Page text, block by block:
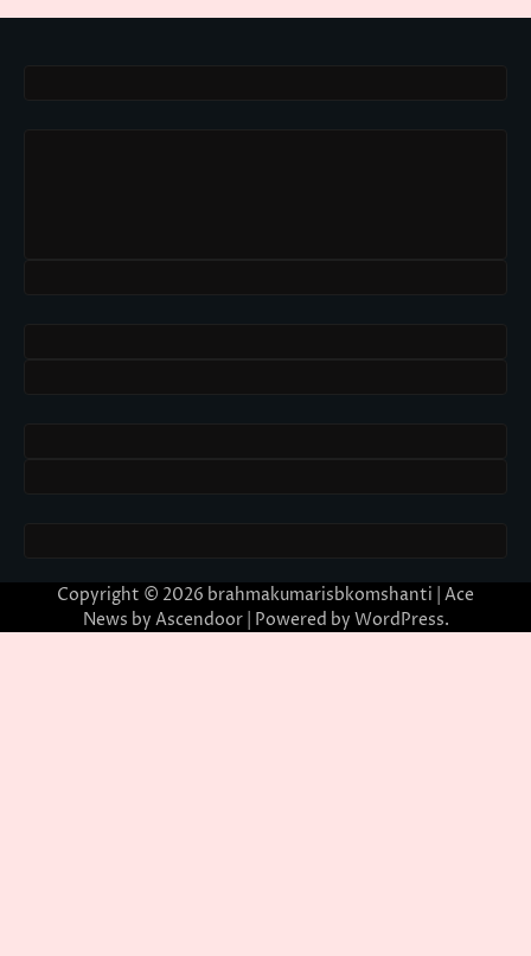
Copyright © 2026 brahmakumarisbkomshanti | Ace
News by Ascendoor| Powered by WordPress.